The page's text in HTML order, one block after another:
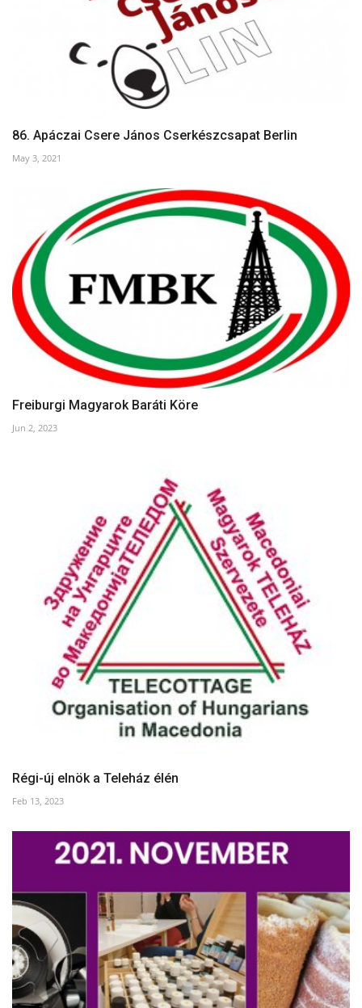
86. Apáczai Csere János Cserkészcsapat Berlin
May 3, 2021
Freiburgi Magyarok Baráti Köre
Jun 2, 2023
Régi-új elnök a Teleház élén
Feb 13, 2023